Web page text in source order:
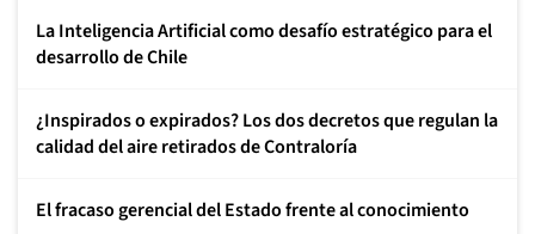
La Inteligencia Artificial como desafío estratégico para el
desarrollo de Chile
¿Inspirados o expirados? Los dos decretos que regulan la
calidad del aire retirados de Contraloría
El fracaso gerencial del Estado frente al conocimiento